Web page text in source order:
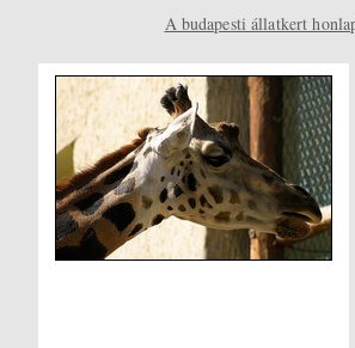
A budapesti állatkert